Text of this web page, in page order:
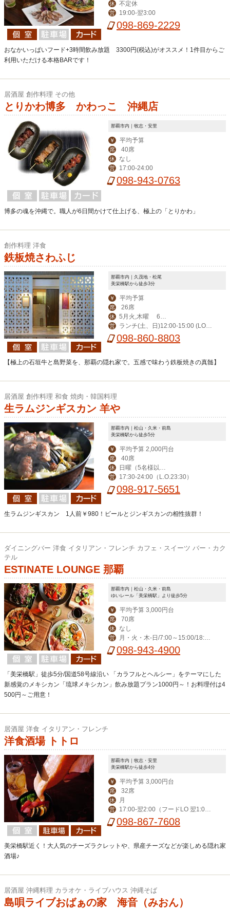
休 不定休
営 19:00-翌3:00
098-869-2229
おなかいっぱいフード+3時間飲み放題 3300円(税込)がオススメ！1件目からご
利用いただける本格BARです！
居酒屋 創作料理 その他
とりかわ博多 かわっこ 沖縄店
那覇市内｜牧志・安里
￥ 平均予算
席 40席
休 なし
営 17:00-24:00
098-943-0763
博多の魂を沖縄で。職人が6日間かけて仕上げる、極上の「とりかわ」
創作料理 洋食
鉄板焼さわふじ
那覇市内｜久茂地・松尾
美栄橋駅から徒歩3分
￥ 平均予算
席 26席
休
5月火,木曜 6月
火曜が定休日となり
ます
営
ランチ(土、日)12:00-15:00 (LO1
4:00) ディナー17:00-23:00(LO22:00)
098-860-8803
【極上の石垣牛と島野菜を、那覇の隠れ家で。五感で味わう鉄板焼きの真髄】
居酒屋 創作料理 和食 焼肉・韓国料理
生ラムジンギスカン 羊や
那覇市内｜松山・久米・前島
美栄橋駅から徒歩5分
￥ 平均予算 2,000円台
席 40席
休
のご予約で営業）・
年末年始（12月30日
営 17:30-24:00（L.O.23:30）
098-917-5651
生ラムジンギスカン 1人前￥980！ビールとジンギスカンの相性抜群！
ダイニングバー 洋食 イタリアン・フレンチ カフェ・スイーツ バー・カク
テル
ESTINATE LOUNGE 那覇
那覇市内｜松山・久米・前島
ゆいレール「美栄橋駅」より徒歩5分
￥ 平均予算 3,000円台
席 70席
休 なし
営
月・火・木-日/7:00～15:00/18:00
～23:00(料理L.O. 22:00) 毎週水曜日は
098-943-4900
「美栄橋駅」徒歩5分/国道58号線沿い 「カラフルとヘルシー」をテーマにした
新感覚のメキシカン「琉球メキシカン」飲み放題プラン1000円～！お料理付は4
500円～ご用意！
居酒屋 洋食 イタリアン・フレンチ
洋食酒場 トトロ
那覇市内｜牧志・安里
美栄橋駅から徒歩4分
￥ 平均予算 3,000円台
席 32席
休 月
営
17:00-翌2:00（フードLO 翌1:0
0）098-867-7608
美栄橋駅近く！大人気のチーズラクレットや、県産チーズなどが楽しめる隠れ家
酒場♪
居酒屋 沖縄料理 カラオケ・ライブハウス 沖縄そば
島唄ライブおばぁの家 海音（みおん）